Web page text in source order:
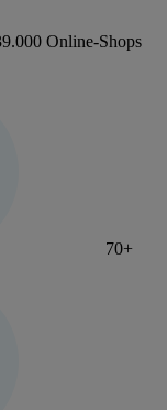
Online-Shops
70+